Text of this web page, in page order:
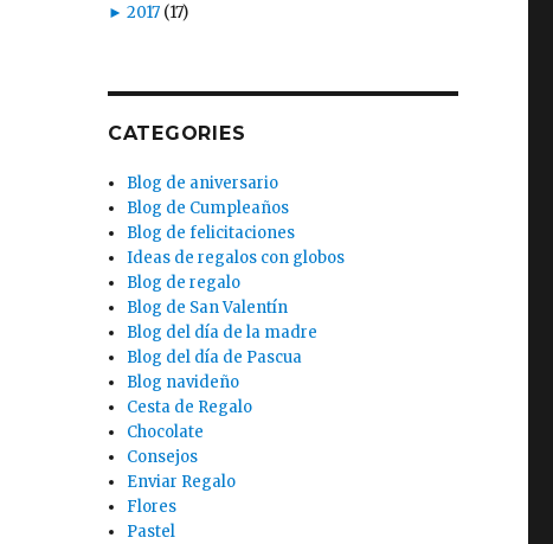
► 2017 (17)
CATEGORIES
Blog de aniversario
Blog de Cumpleaños
Blog de felicitaciones
Ideas de regalos con globos
Blog de regalo
Blog de San Valentín
Blog del día de la madre
Blog del día de Pascua
Blog navideño
Cesta de Regalo
Chocolate
Consejos
Enviar Regalo
Flores
Pastel